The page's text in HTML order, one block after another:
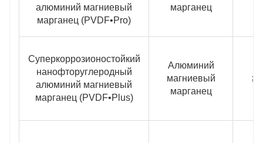
алюминий магниевый
марганец (PVDF•Pro)
марганец
Суперкоррозионостойкий
нанофторуглеродный
алюминий магниевый
марганец (PVDF•Plus)
Алюминий
магниевый
марганец